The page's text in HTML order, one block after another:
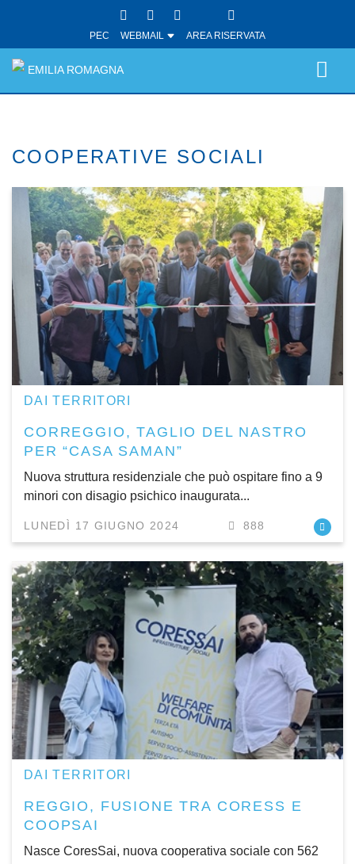
PEC WEBMAIL AREA RISERVATA
EMILIA ROMAGNA
COOPERATIVE SOCIALI
DAI TERRITORI
CORREGGIO, TAGLIO DEL NASTRO
PER “CASA SAMAN”
Nuova struttura residenziale che può ospitare fino a 9
minori con disagio psichico inaugurata...
LUNEDÌ 17 GIUGNO 2024 888
DAI TERRITORI
REGGIO, FUSIONE TRA CORESS E
COOPSAI
Nasce CoresSai, nuova cooperativa sociale con 562